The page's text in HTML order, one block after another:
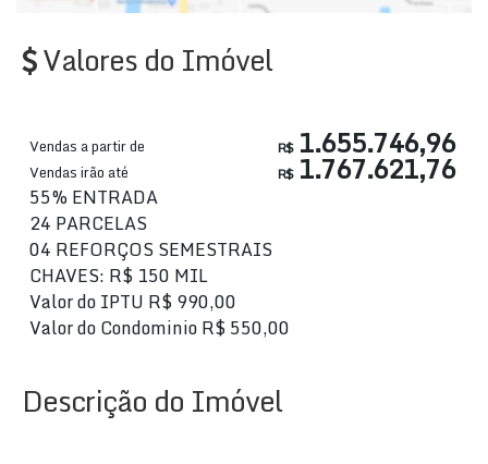
Valores do Imóvel
R$1.655.746,96
Vendas a partir de
R$1.767.621,76
Vendas irão até
55% ENTRADA
24 PARCELAS
04 REFORÇOS SEMESTRAIS
CHAVES: R$ 150 MIL
Valor do IPTU R$990,00
Valor do CondominioR$550,00
Descrição do Imóvel